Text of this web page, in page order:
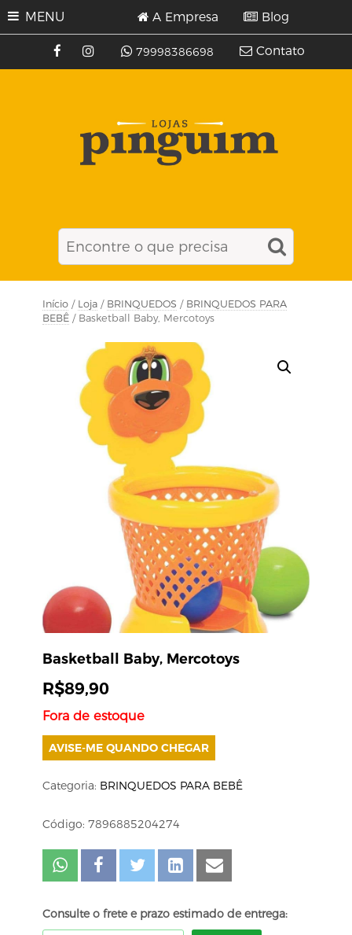
MENU
79998386698
A Empresa Blog
Contato
Início / Loja / BRINQUEDOS / BRINQUEDOS PARA
BEBÊ / Basketball Baby, Mercotoys
Basketball Baby, Mercotoys
R$89,90
Fora de estoque
AVISE-ME QUANDO CHEGAR
Categoria: BRINQUEDOS PARA BEBÊ
Código: 7896885204274
Consulte o frete e prazo estimado de entrega: